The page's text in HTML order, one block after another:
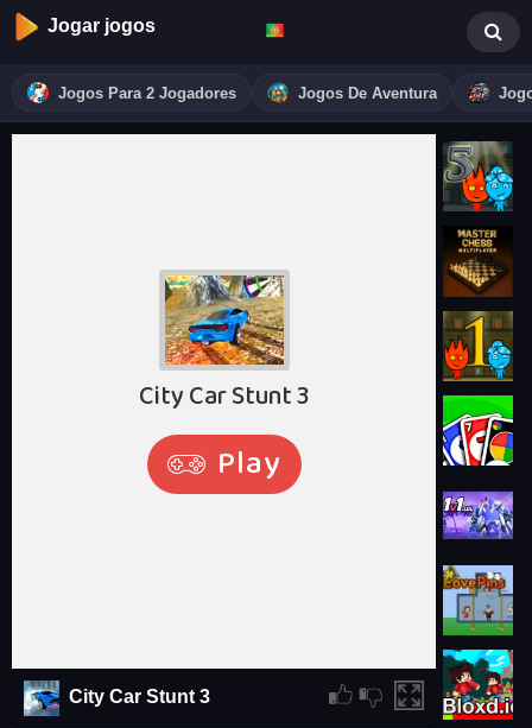
Jogar jogos
Jogos Para 2 Jogadores Jogos De Aventura
City Car Stunt 3